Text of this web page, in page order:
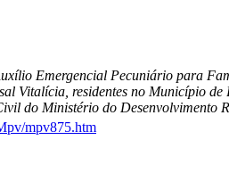
Emergencial Pecuniário para
Vitalícia, residentes no Município
do Ministério do Desenvolvimento
mpv875.htm